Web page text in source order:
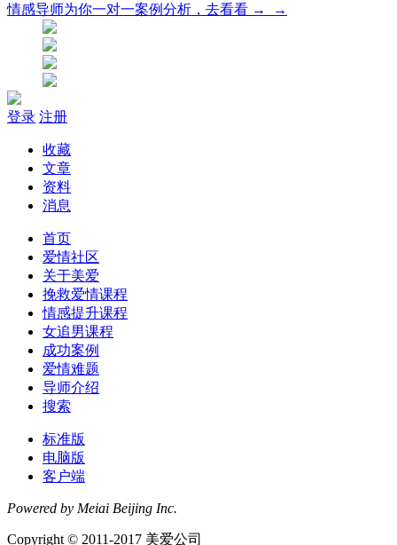
情感导师为你一对一案例分析， 去看看 →_→
登录 注册
收藏
文章
资料
消息
首页
爱情社区
关于美爱
挽救爱情课程
情感提升课程
女追男课程
成功案例
爱情难题
导师介绍
搜索
标准版
电脑版
客户端
Powered by Meiai Beijing Inc.
Copyright © 2011-2017 美爱公司